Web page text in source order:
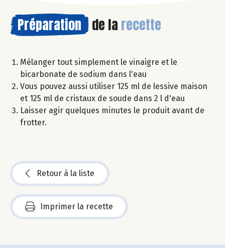
Préparation de la recette
Mélanger tout simplement le vinaigre et le
bicarbonate de sodium dans l'eau
Vous pouvez aussi utiliser 125 ml de lessive maison
et 125 ml de cristaux de soude dans 2 l d'eau
Laisser agir quelques minutes le produit avant de
frotter.
Retour à la liste
Imprimer la recette